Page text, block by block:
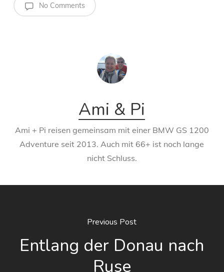
No Comments
Ami & Pi
Ami + Pi reisen gemeinsam mit einer BMW GS 1200
Adventure seit 2013. Auch mit 66+ ist noch lange
nicht Schluss.
Previous Post
Entlang der Donau nach
Ruse